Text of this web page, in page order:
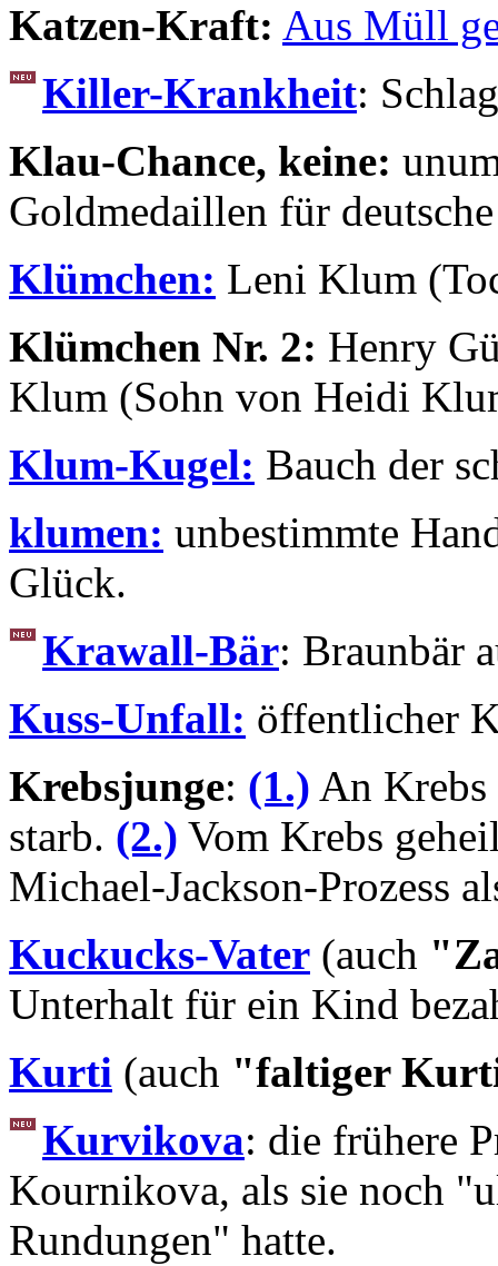
Katzen-Kraft: Aus Müll
Killer-Krankheit:
Klau-Chance, keine:
Goldmedaillen für
Klümchen: Leni Klum
Klümchen Nr. 2: Henry
Klum (Sohn von Heidi
Klum-Kugel: Bauch der
klumen: unbestimmte
Glück.
Krawall-Bär: Braunbär
Kuss-Unfall: öffentlicher
Krebsjunge: (1.) An
starb. (2.) Vom Krebs
Michael-Jackson-Prozess
Kuckucks-Vater (auch
Unterhalt für ein Kind
Kurti (auch "faltiger
Kurvikova: die frühere
Kournikova, als sie noch
Rundungen" hatte.